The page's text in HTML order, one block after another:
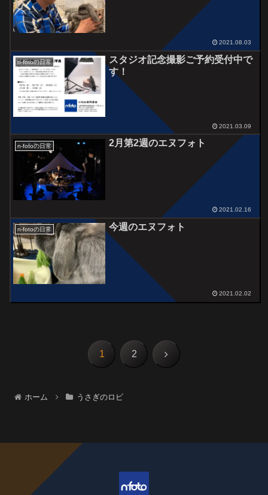
2021.08.03
n-fotoの日常
スタジオ記念撮影ご予約受付中で
す！
2021.03.09
n-fotoの日常 2月第2週のエヌフォト
2021.02.16
n-fotoの日常 今週のエヌフォト
2021.02.02
1 2 次
ホーム うさぎのロビ